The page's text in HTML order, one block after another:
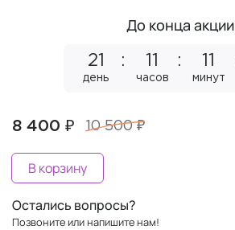
До конца акции
21
день часов минут
8 400 ₽ 10 500 ₽
В корзину
Остались вопросы?
Позвоните или напишите нам!